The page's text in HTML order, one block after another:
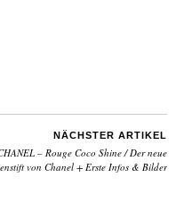
NÄCHSTER ARTIKEL
– Rouge Coco Shine / Der neue
von Chanel + Erste Infos & Bilder